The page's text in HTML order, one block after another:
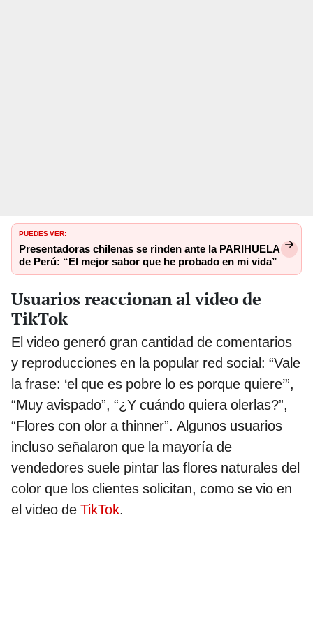
PUEDES VER:
Presentadoras chilenas se rinden ante la PARIHUELA
de Perú: “El mejor sabor que he probado en mi vida”
Usuarios reaccionan al video de
TikTok
El video generó gran cantidad de comentarios
y reproducciones en la popular red social: “Vale
la frase: ‘el que es pobre lo es porque quiere’”,
“Muy avispado”, “¿Y cuándo quiera olerlas?”,
“Flores con olor a thinner”. Algunos usuarios
incluso señalaron que la mayoría de
vendedores suele pintar las flores naturales del
color que los clientes solicitan, como se vio en
el video de TikTok.